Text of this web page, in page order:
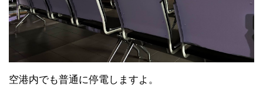
スプライト 3,200チャット≒260円